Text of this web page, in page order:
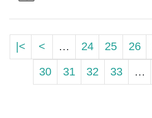
|< < … 24 25 26
30
31 32 33 …